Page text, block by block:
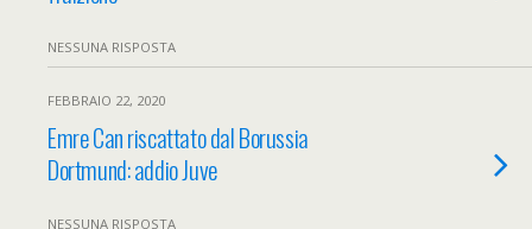
NESSUNA RISPOSTA
FEBBRAIO 22, 2020
Emre Can riscattato dal Borussia
Dortmund: addio Juve
NESSUNA RISPOSTA